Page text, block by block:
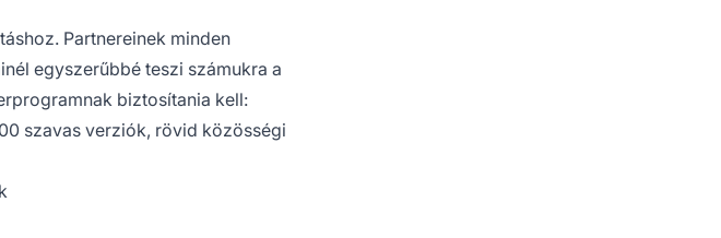
Partnereinek minden
egyszerűbbé teszi számukra a
biztosítania kell:
szavas verziók, rövid közösségi